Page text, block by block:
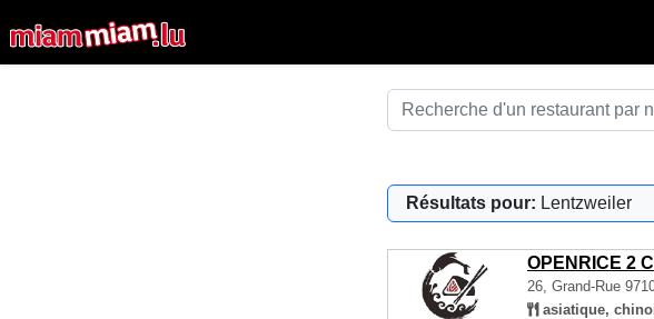
Résultats pour: Lentzweiler
OPENRICE 2
26, Grand-Rue
asiatique,